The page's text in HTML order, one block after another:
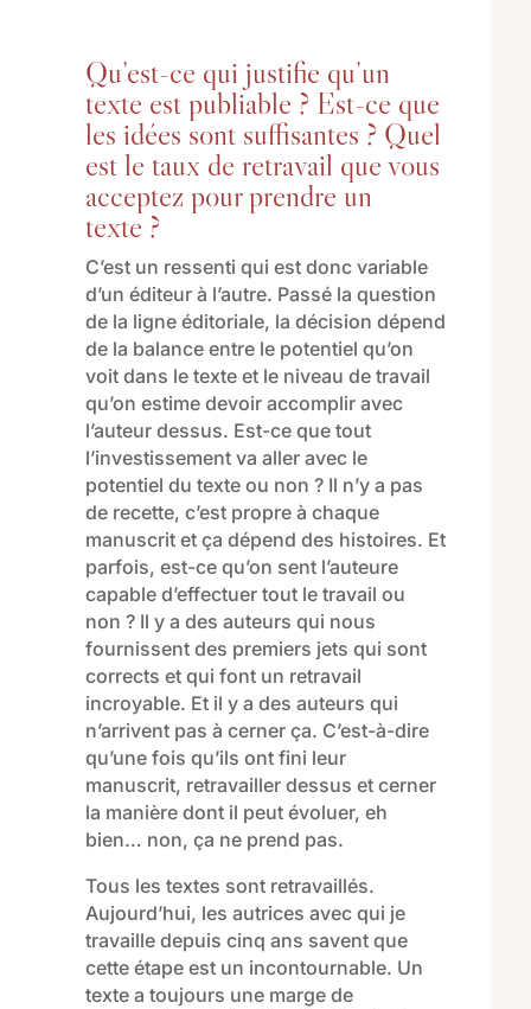
Qu’est-ce qui justifie qu’un
texte est publiable ? Est-ce que
les idées sont suffisantes ? Quel
est le taux de retravail que vous
acceptez pour prendre un
texte ?
C’est un ressenti qui est donc variable
d’un éditeur à l’autre. Passé la question
de la ligne éditoriale, la décision dépend
de la balance entre le potentiel qu’on
voit dans le texte et le niveau de travail
qu’on estime devoir accomplir avec
l’auteur dessus. Est-ce que tout
l’investissement va aller avec le
potentiel du texte ou non ? Il n’y a pas
de recette, c’est propre à chaque
manuscrit et ça dépend des histoires. Et
parfois, est-ce qu’on sent l’auteure
capable d’effectuer tout le travail ou
non ? Il y a des auteurs qui nous
fournissent des premiers jets qui sont
corrects et qui font un retravail
incroyable. Et il y a des auteurs qui
n’arrivent pas à cerner ça. C’est-à-dire
qu’une fois qu’ils ont fini leur
manuscrit, retravailler dessus et cerner
la manière dont il peut évoluer, eh
bien… non, ça ne prend pas.
Tous les textes sont retravaillés.
Aujourd’hui, les autrices avec qui je
travaille depuis cinq ans savent que
cette étape est un incontournable. Un
texte a toujours une marge de